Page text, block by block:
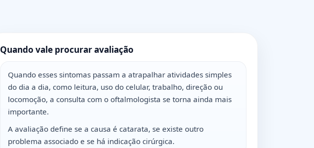
Quando vale procurar avaliação
Quando esses sintomas passam a atrapalhar atividades simples
do dia a dia, como leitura, uso do celular, trabalho, direção ou
locomoção, a consulta com o oftalmologista se torna ainda mais
importante.
A avaliação define se a causa é catarata, se existe outro
problema associado e se há indicação cirúrgica.